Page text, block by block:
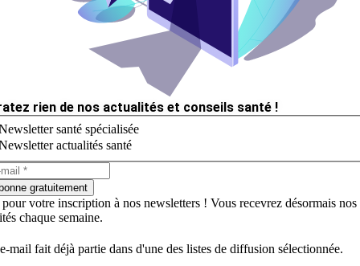
rien de nos actualités et conseils santé !
santé spécialisée
actualités santé
gratuitement
votre inscription à nos newsletters ! Vous recevrez désormais nos
chaque semaine.
mail fait déjà partie dans d'une des listes de diffusion sélectionnée.